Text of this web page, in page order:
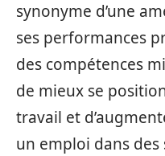
synonyme d’une
ses performances
des compétences
de mieux se
travail et
un emploi dans